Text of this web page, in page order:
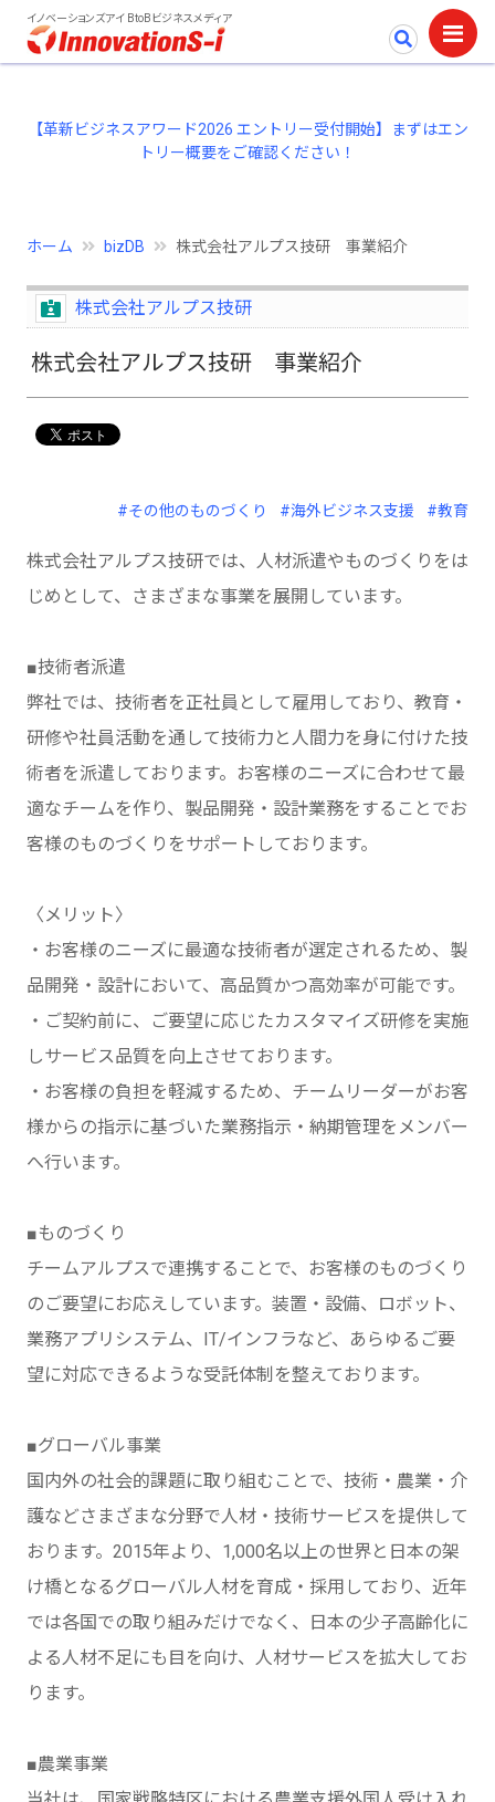
イノベーションズアイ BtoBビジネスメディア
【革新ビジネスアワード2026 エントリー受付開始】まずはエン
トリー概要をご確認ください！
ホーム bizDB 株式会社アルプス技研 事業紹介
株式会社アルプス技研
株式会社アルプス技研 事業紹介
#その他のものづくり #海外ビジネス支援 #教育
株式会社アルプス技研では、人材派遣やものづくりをは
じめとして、さまざまな事業を展開しています。
■技術者派遣
弊社では、技術者を正社員として雇用しており、教育・
研修や社員活動を通して技術力と人間力を身に付けた技
術者を派遣しております。お客様のニーズに合わせて最
適なチームを作り、製品開発・設計業務をすることでお
客様のものづくりをサポートしております。
〈メリット〉
・お客様のニーズに最適な技術者が選定されるため、製
品開発・設計において、高品質かつ高効率が可能です。
・ご契約前に、ご要望に応じたカスタマイズ研修を実施
しサービス品質を向上させております。
・お客様の負担を軽減するため、チームリーダーがお客
様からの指示に基づいた業務指示・納期管理をメンバー
へ行います。
■ものづくり
チームアルプスで連携することで、お客様のものづくり
のご要望にお応えしています。装置・設備、ロボット、
業務アプリシステム、IT/インフラなど、あらゆるご要
望に対応できるような受託体制を整えております。
■グローバル事業
国内外の社会的課題に取り組むことで、技術・農業・介
護などさまざまな分野で人材・技術サービスを提供して
おります。2015年より、1,000名以上の世界と日本の架
け橋となるグローバル人材を育成・採用しており、近年
では各国での取り組みだけでなく、日本の少子高齢化に
よる人材不足にも目を向け、人材サービスを拡大してお
ります。
■農業事業